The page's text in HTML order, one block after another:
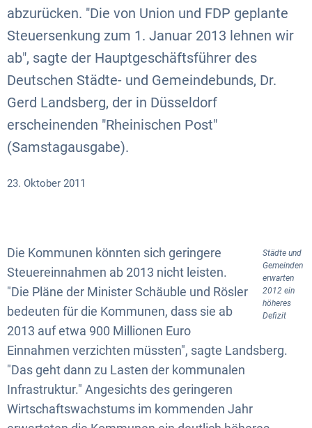
abzurücken. "Die von Union und FDP geplante
Steuersenkung zum 1. Januar 2013 lehnen wir
ab", sagte der Hauptgeschäftsführer des
Deutschen Städte- und Gemeindebunds, Dr.
Gerd Landsberg, der in Düsseldorf
erscheinenden "Rheinischen Post"
(Samstagausgabe).
23. Oktober 2011
Städte und
Gemeinden
erwarten
2012 ein
höheres
Defizit
Die Kommunen könnten sich geringere
Steuereinnahmen ab 2013 nicht leisten.
"Die Pläne der Minister Schäuble und Rösler
bedeuten für die Kommunen, dass sie ab
2013 auf etwa 900 Millionen Euro
Einnahmen verzichten müssten", sagte Landsberg.
"Das geht dann zu Lasten der kommunalen
Infrastruktur." Angesichts des geringeren
Wirtschaftswachstums im kommenden Jahr